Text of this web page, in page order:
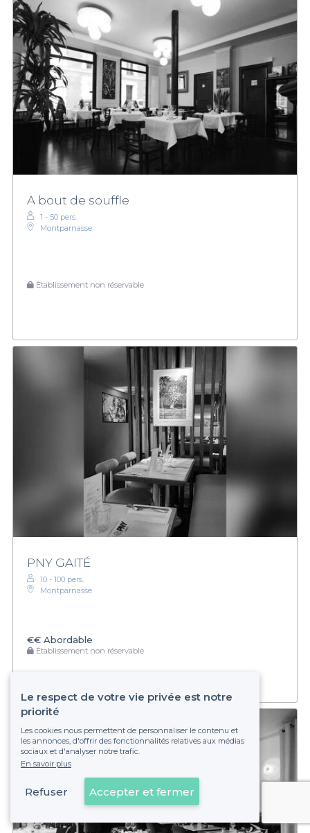
A bout de souffle
1 - 50 pers.
Montparnasse
Établissement non réservable
PNY GAITÉ
10 - 100 pers.
Montparnasse
€€ Abordable
Établissement non réservable
Voir sur la carte
Le respect de votre vie privée est notre
priorité
Les cookies nous permettent de personnaliser le contenu et
les annonces, d'offrir des fonctionnalités relatives aux médias
sociaux et d'analyser notre trafic.
En savoir plus
Refuser Accepter et fermer